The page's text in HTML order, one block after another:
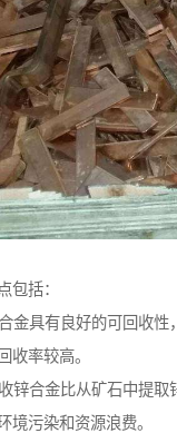
包括：
金具有良好的可回收性
收率较高。
锌合金比从矿石中提取
境污染和资源浪费。